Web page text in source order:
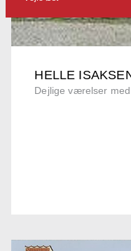
HELLE
Dejlige værelser